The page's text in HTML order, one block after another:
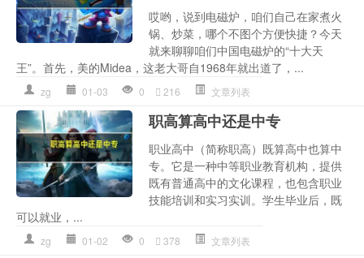
哎哟，说到电磁炉，咱们自己在家煮火
锅、炒菜，哪个不图个方便快捷？今天
就来聊聊咱们中国电磁炉的“十大天
王”。首先，美的Midea，这老大哥自1968年就出道了，...
zg 01-03 0 216 文章列表
职高算高中还是中专
职业高中（简称职高）既算高中也算中
专。它是一种中等职业教育机构，提供
既有普通高中的文化课程，也包含职业
技能培训和实习实训。学生毕业后，既
可以就业，...
zg 01-02 0 378 文章列表